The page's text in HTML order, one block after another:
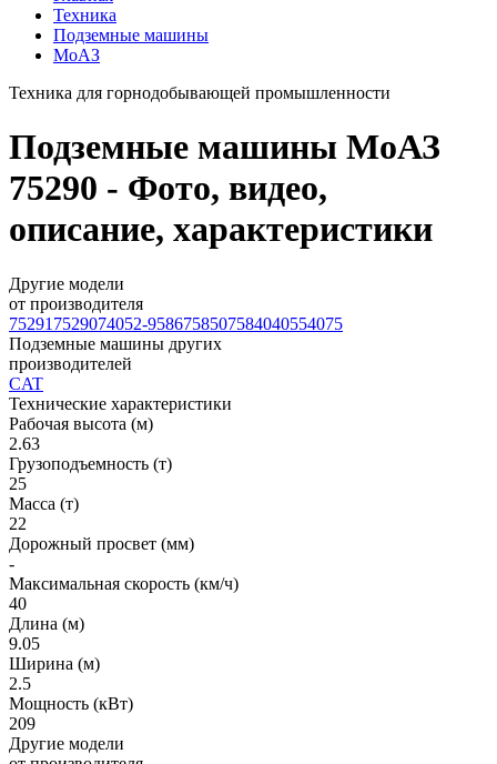
Техника
Подземные машины
МоАЗ
Техника для горнодобывающей промышленности
Подземные машины МоАЗ
75290 - Фото, видео,
описание, характеристики
Другие модели
от производителя
75291 7529074052-9586758507584040554075
Подземные машины других
производителей
CAT
Технические характеристики
Рабочая высота (м)
2.63
Грузоподъемность (т)
25
Масса (т)
22
Дорожный просвет (мм)
-
Максимальная скорость (км/ч)
40
Длина (м)
9.05
Ширина (м)
2.5
Мощность (кВт)
209
Другие модели